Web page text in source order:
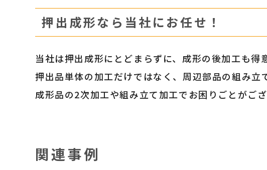
押出成形なら当社にお任せ！
当社は押出成形にとどまらずに、成形の後加工も得
押出品単体の加工だけではなく、周辺部品の組み立
成形品の2次加工や組み立て加工でお困りごとがご
関連事例